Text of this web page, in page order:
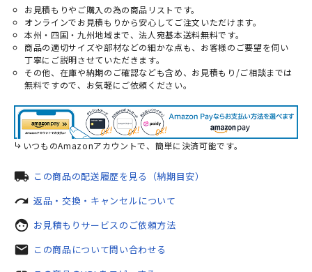
お見積もりやご購入の為の商品リストです。
オンラインでお見積もりから安心してご注文いただけます。
本州・四国・九州地域まで、法人宛基本送料無料です。
商品の適切サイズや部材などの細かな点も、お客様のご要望を伺い
丁寧にご説明させていただきます。
その他、在庫や納期のご確認なども含め、お見積もり/ご相談までは
無料ですので、お気軽にご依頼ください。
いつものAmazonアカウントで、簡単に決済可能です。
local_shipping この商品の配送履歴を見る（納期目安）
redo 返品・交換・キャンセルについて
face お見積もりサービスのご依頼方法
mail この商品について問い合わせる